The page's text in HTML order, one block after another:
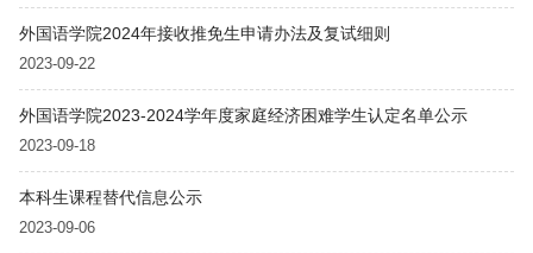
外国语学院2024年接收推免生申请办法及复试细则
2023-09-22
外国语学院2023-2024学年度家庭经济困难学生认定名单公示
2023-09-18
本科生课程替代信息公示
2023-09-06